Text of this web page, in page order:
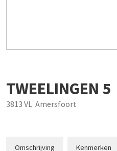
TWEELINGEN 5
3813 VL Amersfoort
Omschrijving Kenmerken